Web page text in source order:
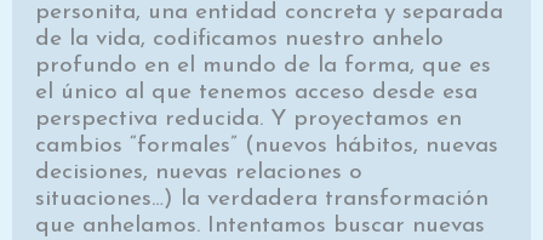
personita, una entidad concreta y separada
de la vida, codificamos nuestro anhelo
profundo en el mundo de la forma, que es
el único al que tenemos acceso desde esa
perspectiva reducida. Y proyectamos en
cambios “formales” (nuevos hábitos, nuevas
decisiones, nuevas relaciones o
situaciones…) la verdadera transformación
que anhelamos. Intentamos buscar nuevas